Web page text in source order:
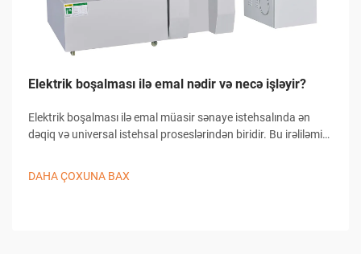
Elektrik boşalması ilə emal nədir və necə işləyir?
Elektrik boşalması ilə emal müasir sənaye istehsalında ən
dəqiq və universal istehsal proseslərindən biridir. Bu irəliləmiş
DAHA ÇOXUNA BAX